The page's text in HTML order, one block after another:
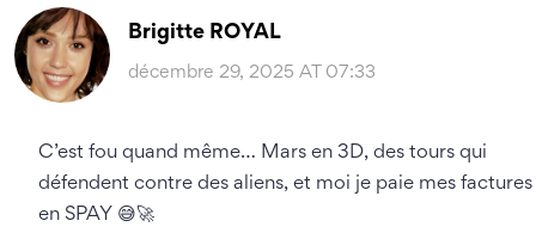
Brigitte ROYAL
décembre 29, 2025 AT 07:33
C’est fou quand même… Mars en 3D, des tours qui
défendent contre des aliens, et moi je paie mes factures
en SPAY 😅🚀